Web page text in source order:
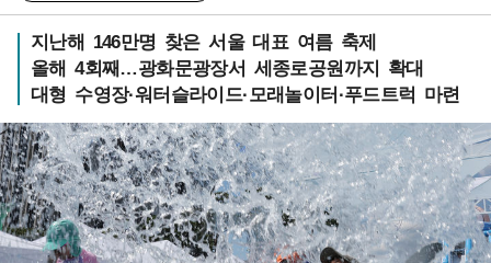
지난해 146만명 찾은 서울 대표 여름 축제
올해 4회째…광화문광장서 세종로공원까지 확대
대형 수영장·워터슬라이드·모래놀이터·푸드트럭 마련